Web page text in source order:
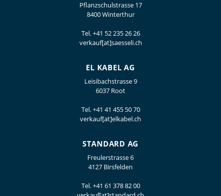
Pflanzschulstrasse 17
8400 Winterthur
Tel.+41 52 235 26 26
verkauf[at]saesseli.ch
EL KABEL AG
Leisibachstrasse 9
6037 Root
Tel.+41 41 455 50 70
verkauf[at]elkabel.ch
STANDARD AG
Freulerstrasse 6
4127 Birsfelden
Tel.+41 61 378 82 00